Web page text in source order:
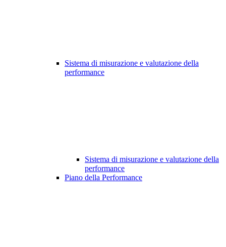
Sistema di misurazione e valutazione della
performance
Sistema di misurazione e valutazione della
performance
Piano della Performance